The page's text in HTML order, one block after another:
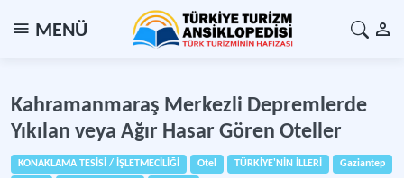
MENÜ
Kahramanmaraş Merkezli Depremlerde
Yıkılan veya Ağır Hasar Gören Oteller
KONAKLAMA TESİSİ / İŞLETMECİLİĞİ Otel TÜRKİYE'NİN İLLERİ
Gaziantep